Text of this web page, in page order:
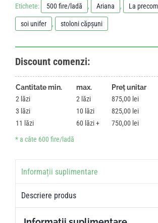
Etichete: 500 fire/ladă , Ariana , La
soi unifer , stoloni căpșuni
Discount comenzi:
Cantitate min. max.
Preț unitar
2
2 875,00 lei
3
10 825,00 lei
11
60 750,00 lei
Informații suplimentare
Descriere produs